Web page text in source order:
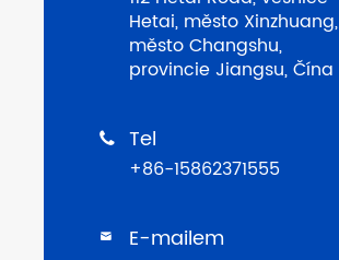
Hetai, město Xinzhuang,
město Changshu,
provincie Jiangsu, Čína
 Tel
+86-15862371555
 E-mailem